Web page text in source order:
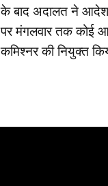
बाद अदालत ने आदेश
पर मंगलवार तक कोई
की नियुक्त